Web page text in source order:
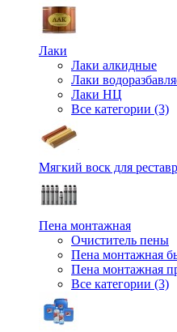
Лаки
Лаки алкидные
Лаки
Лаки НЦ
Все категории (3)
Мягкий воск для
Пена монтажная
Очиститель пены
Пена монтажная
Пена монтажная
Все категории (3)